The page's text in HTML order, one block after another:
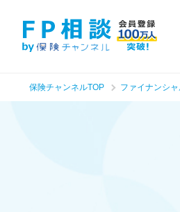
保険チャンネルTOP ファイナンシ